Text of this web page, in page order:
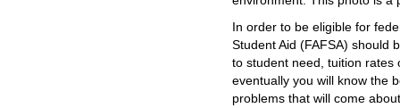
In order to be eligible for
Student Aid (FAFSA) should
to student need, tuition rates
eventually you will know the
problems that will come